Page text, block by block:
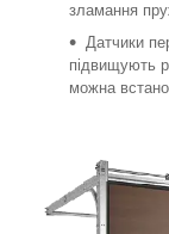
зламання
Датчики
підвищують
можна